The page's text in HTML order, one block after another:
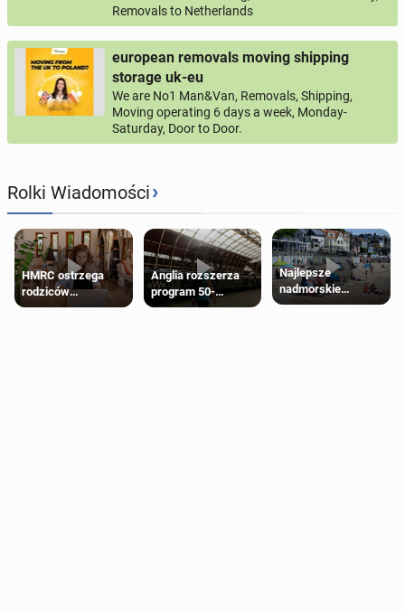
Removals to Netherlands
european removals moving shipping
storage uk-eu
We are No1 Man&Van, Removals, Shipping,
Moving operating 6 days a week, Monday-
Saturday, Door to Door.
Rolki Wiadomości›
HMRC ostrzega
rodziców
pobierających Child
Anglia rozszerza
program 50-
procentowych
Najlepsze
nadmorskie
miasteczko blisko